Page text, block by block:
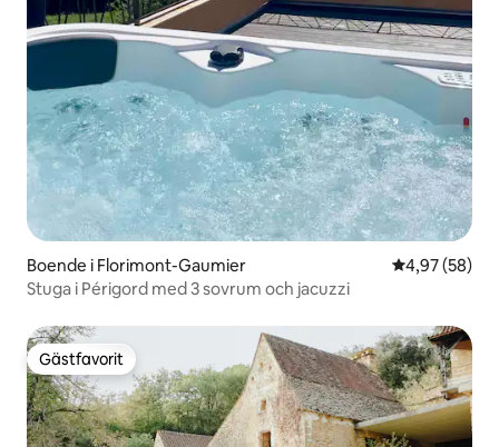
Boende i Florimont-Gaumier 4,97 av 5 i
4,97 (58)
Stuga i Périgord med 3 sovrum och jacuzzi
Gästfavorit
Gästfavorit